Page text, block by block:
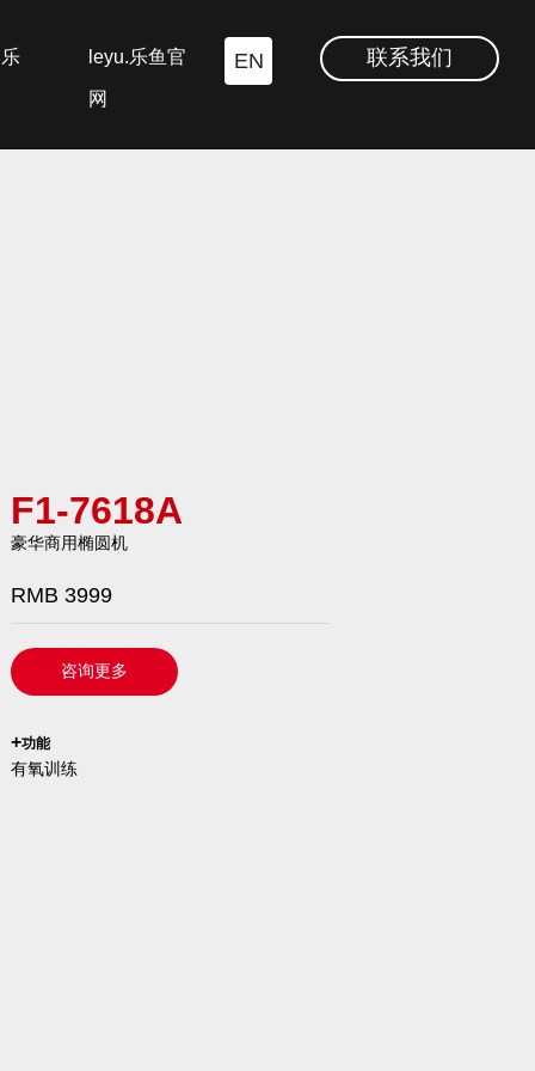
leyu.乐鱼官
网
EN 联系我们
F1-7618A
豪华商用椭圆机
RMB 3999
咨询更多
`
+功能
有氧训练